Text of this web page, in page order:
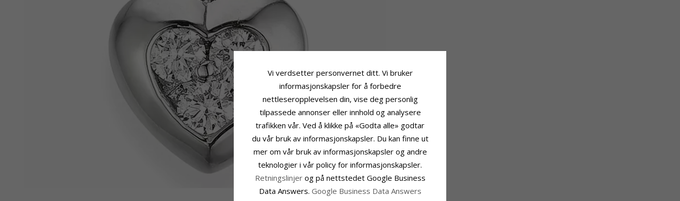
Vi verdsetter personvernet ditt. Vi bruker
informasjonskapsler for å forbedre
nettleseropplevelsen din, vise deg personlig
tilpassede annonser eller innhold og analysere
trafikken vår. Ved å klikke på «Godta alle» godtar
du vår bruk av informasjonskapsler. Du kan finne ut
mer om vår bruk av informasjonskapsler og andre
teknologier i vår policy for informasjonskapsler.
Retningslinjer og på nettstedet Google Business
Data Answers. Google Business Data Answers